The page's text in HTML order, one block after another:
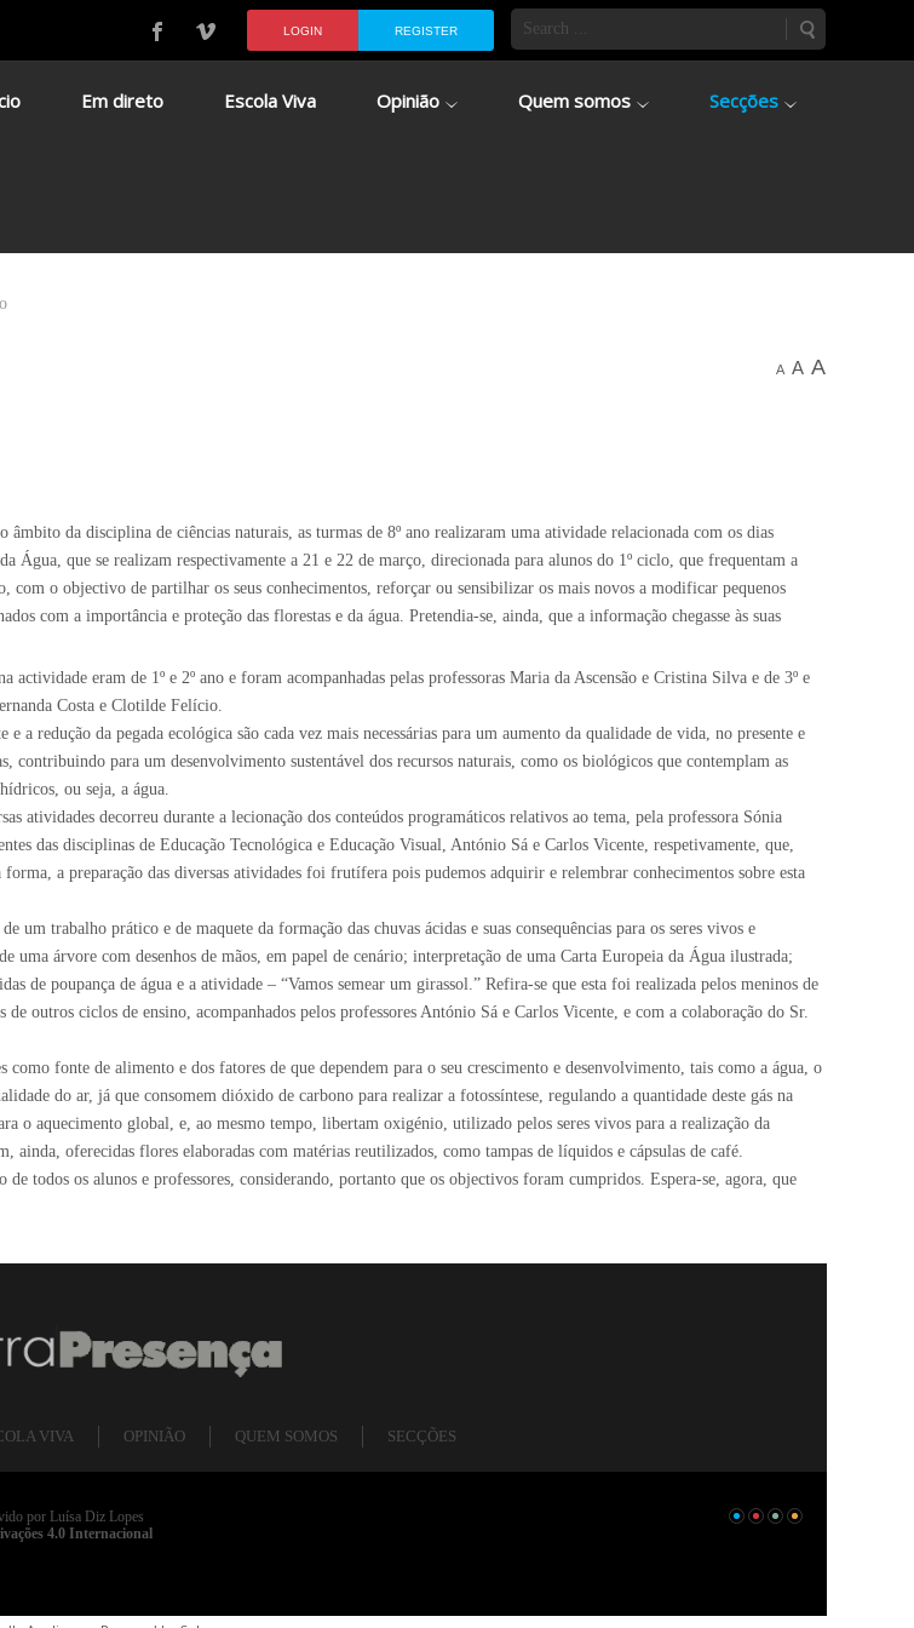
LOGIN REGISTER
Em direto Escola Viva Opinião Quem somos Secções
A A A
âmbito da disciplina de ciências naturais, as turmas de 8º ano realizaram uma atividade relacionada com os dias
Água, que se realizam respectivamente a 21 e 22 de março, direcionada para alunos do 1º ciclo, que frequentam a
com o objectivo de partilhar os seus conhecimentos, reforçar ou sensibilizar os mais novos a modificar pequenos
com a importância e proteção das florestas e da água. Pretendia-se, ainda, que a informação chegasse às suas
actividade eram de 1º e 2º ano e foram acompanhadas pelas professoras Maria da Ascensão e Cristina Silva e de 3º e
Costa e Clotilde Felício.
e a redução da pegada ecológica são cada vez mais necessárias para um aumento da qualidade de vida, no presente e
contribuindo para um desenvolvimento sustentável dos recursos naturais, como os biológicos que contemplam as
ou seja, a água.
atividades decorreu durante a lecionação dos conteúdos programáticos relativos ao tema, pela professora Sónia
das disciplinas de Educação Tecnológica e Educação Visual, António Sá e Carlos Vicente, respetivamente, que,
a preparação das diversas atividades foi frutífera pois pudemos adquirir e relembrar conhecimentos sobre esta
um trabalho prático e de maquete da formação das chuvas ácidas e suas consequências para os seres vivos e
árvore com desenhos de mãos, em papel de cenário; interpretação de uma Carta Europeia da Água ilustrada;
de poupança de água e a atividade – “Vamos semear um girassol.” Refira-se que esta foi realizada pelos meninos de
outros ciclos de ensino, acompanhados pelos professores António Sá e Carlos Vicente, e com a colaboração do Sr.
fonte de alimento e dos fatores de que dependem para o seu crescimento e desenvolvimento, tais como a água, o
do ar, já que consomem dióxido de carbono para realizar a fotossíntese, regulando a quantidade deste gás na
o aquecimento global, e, ao mesmo tempo, libertam oxigénio, utilizado pelos seres vivos para a realização da
oferecidas flores elaboradas com matérias reutilizados, como tampas de líquidos e cápsulas de café.
todos os alunos e professores, considerando, portanto que os objectivos foram cumpridos. Espera-se, agora, que
VIVA OPINIÃO QUEM SOMOS SECÇÕES
por Luísa Diz Lopes
4.0 Internacional